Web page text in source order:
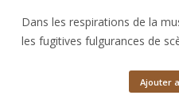
Dans les respirations de la
les fugitives fulgurances de
Ajouter